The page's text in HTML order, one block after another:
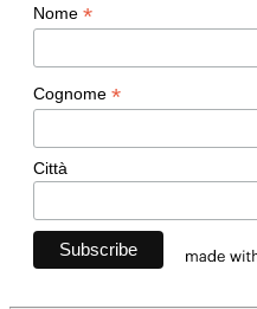
Nome *
Cognome *
Città